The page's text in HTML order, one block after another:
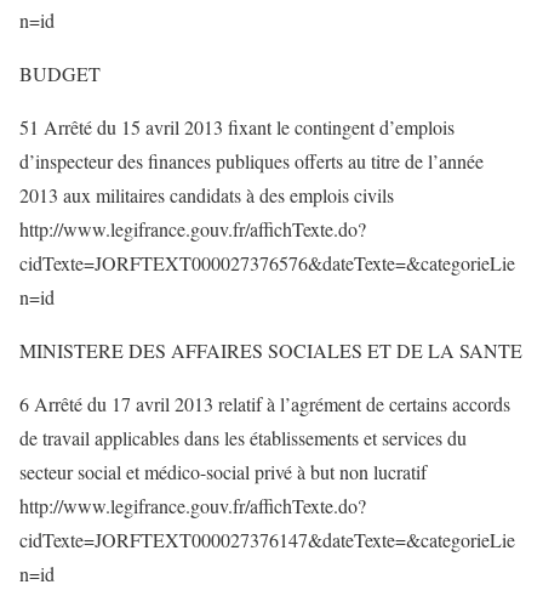
n=id
BUDGET
51 Arrêté du 15 avril 2013 fixant le contingent d’emplois
d’inspecteur des finances publiques offerts au titre de l’année
2013 aux militaires candidats à des emplois civils
http://www.legifrance.gouv.fr/affichTexte.do?
cidTexte=JORFTEXT000027376576&dateTexte=&categorieLie
n=id
MINISTERE DES AFFAIRES SOCIALES ET DE LA SANTE
6 Arrêté du 17 avril 2013 relatif à l’agrément de certains accords
de travail applicables dans les établissements et services du
secteur social et médico-social privé à but non lucratif
http://www.legifrance.gouv.fr/affichTexte.do?
cidTexte=JORFTEXT000027376147&dateTexte=&categorieLie
n=id